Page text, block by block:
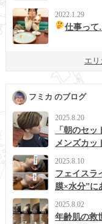
2022.1.29
仕事っ
エ
フミカ のブログ
2025.8.20
「朝のセ
メンズカッ
2025.8.10
フェイスラ
膜×水分”に
2025.8.02
年齢肌の救